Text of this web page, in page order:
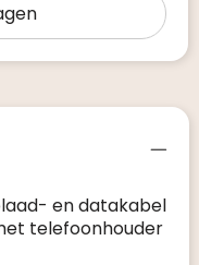
en datakabel
telefoonhouder